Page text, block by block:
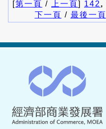
[第一頁 / 上一頁] 142 ,
下一頁 / 最後一頁